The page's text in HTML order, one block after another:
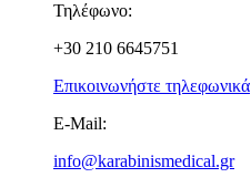
Τηλέφωνο:
+30 210 6645751
Επικοινωνήστε τηλεφωνικά
E-Mail:
info@karabinismedical.gr